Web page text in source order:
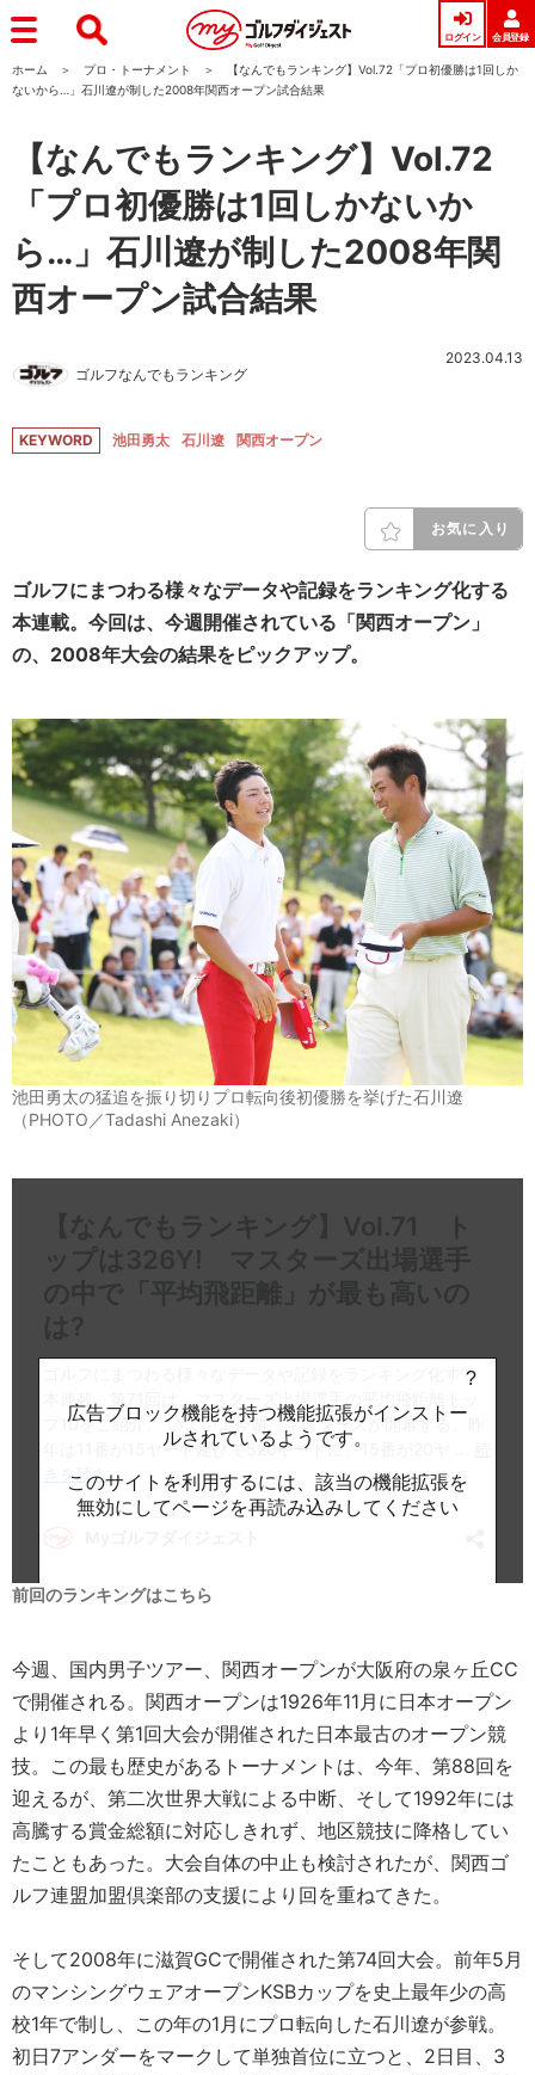
ログイン 会員登録
ホーム プロ・トーナメント
【なんでもランキング】Vol.72「プロ初優勝は1回しか
ないから…」石川遼が制した2008年関西オープン試合結果
【なんでもランキング】Vol.72
「プロ初優勝は1回しかないか
ら…」石川遼が制した2008年関
西オープン試合結果
ゴルフなんでもランキング
2023.04.13
KEYWORD 池田勇太 石川遼 関西オープン
お気に入り
ゴルフにまつわる様々なデータや記録をランキング化する
本連載。今回は、今週開催されている「関西オープン」
の、2008年大会の結果をピックアップ。
池田勇太の猛追を振り切りプロ転向後初優勝を挙げた石川遼
（PHOTO／Tadashi Anezaki）
前回のランキングはこちら
今週、国内男子ツアー、関西オープンが大阪府の泉ヶ丘CC
で開催される。関西オープンは1926年11月に日本オープン
より1年早く第1回大会が開催された日本最古のオープン競
技。この最も歴史があるトーナメントは、今年、第88回を
迎えるが、第二次世界大戦による中断、そして1992年には
高騰する賞金総額に対応しきれず、地区競技に降格してい
たこともあった。大会自体の中止も検討されたが、関西ゴ
ルフ連盟加盟倶楽部の支援により回を重ねてきた。
そして2008年に滋賀GCで開催された第74回大会。前年5月
のマンシングウェアオープンKSBカップを史上最年少の高
校1年で制し、この年の1月にプロ転向した石川遼が参戦。
初日7アンダーをマークして単独首位に立つと、2日目、3